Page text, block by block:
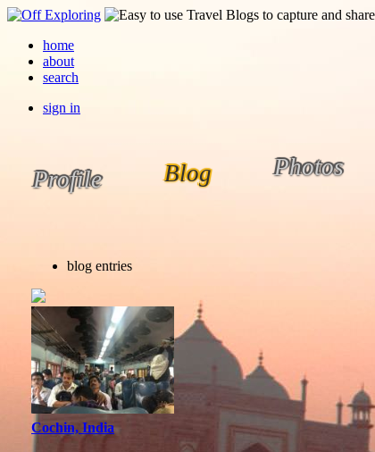
home
about
search
sign in
Profile Blog Photos
blog entries
Cochin, India